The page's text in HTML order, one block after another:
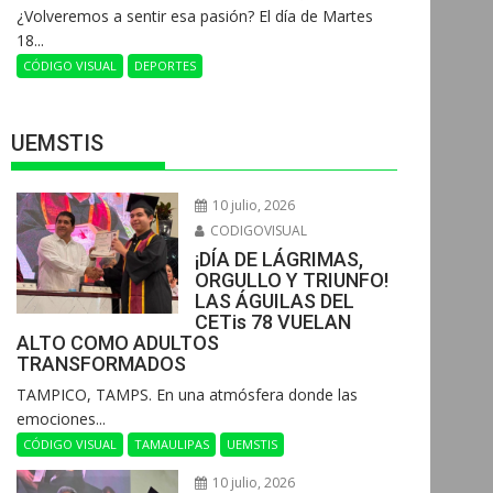
¿Volveremos a sentir esa pasión? El día de Martes
18...
CÓDIGO VISUAL DEPORTES
UEMSTIS
10 julio, 2026
CODIGOVISUAL
¡DÍA DE LÁGRIMAS,
ORGULLO Y TRIUNFO!
LAS ÁGUILAS DEL
CETis 78 VUELAN
ALTO COMO ADULTOS
TRANSFORMADOS
​TAMPICO, TAMPS. En una atmósfera donde las
emociones...
CÓDIGO VISUAL TAMAULIPAS UEMSTIS
10 julio, 2026